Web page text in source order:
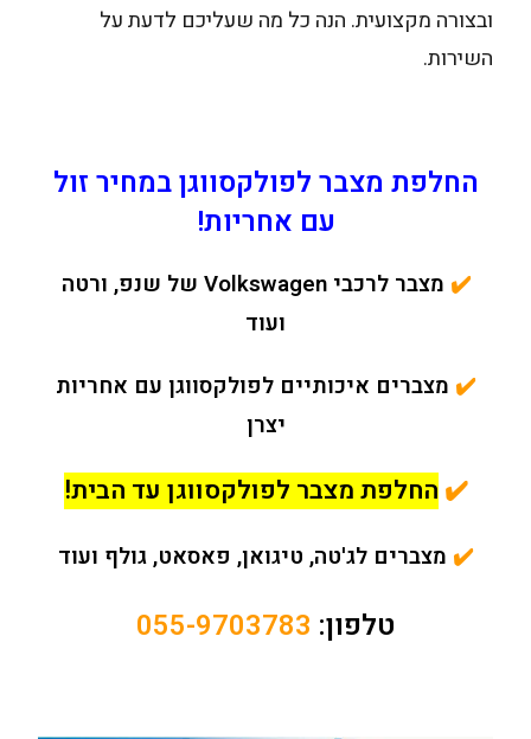
ובצורה מקצועית. הנה כל מה שעליכם לדעת על
השירות.
החלפת מצבר לפולקסווגן במחיר זול
עם אחריות!
✔️
מצבר לרכבי Volkswagen של שנפ, ורטה
ועוד
✔️ מצברים איכותיים לפולקסווגן עם אחריות
יצרן
✔️ החלפת מצבר לפולקסווגן עד הבית!
✔️ מצברים לג'טה, טיגואן, פאסאט, גולף ועוד
טלפון: 055-9703783